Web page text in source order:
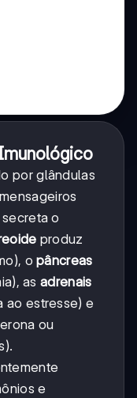
por glândulas
secreta o
produz
opâncreas
asadrenais
ao estresse) e
ou
e